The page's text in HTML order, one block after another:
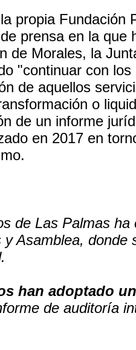
propia Fundación
prensa en la que
de Morales, la
"continuar con
de aquellos
o
de un informe
en 2017 en
de Las Palmas
Asamblea, donde
han adoptado
de auditoría